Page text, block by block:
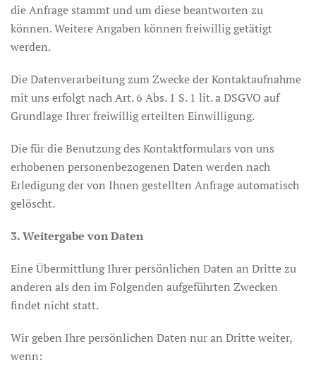
die Anfrage stammt und um diese beantworten zu
können. Weitere Angaben können freiwillig getätigt
werden.
Die Datenverarbeitung zum Zwecke der Kontaktaufnahme
mit uns erfolgt nach Art. 6 Abs. 1 S. 1 lit. a DSGVO auf
Grundlage Ihrer freiwillig erteilten Einwilligung.
Die für die Benutzung des Kontaktformulars von uns
erhobenen personenbezogenen Daten werden nach
Erledigung der von Ihnen gestellten Anfrage automatisch
gelöscht.
3. Weitergabe von Daten
Eine Übermittlung Ihrer persönlichen Daten an Dritte zu
anderen als den im Folgenden aufgeführten Zwecken
findet nicht statt.
Wir geben Ihre persönlichen Daten nur an Dritte weiter,
wenn: